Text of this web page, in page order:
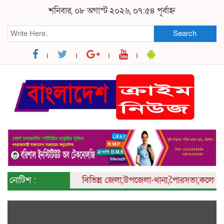
শনিবার, ০৮ অগাস্ট ২০২৬, ০৭:৫৪ পূর্বাহ্ন
Search
নোটিশ : বিভিন্নজেলা,উপজেলা-থানা,পৈারসভা,কলেজ ও